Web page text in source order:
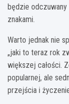
będzie
znakami.
Warto jednak nie
„jaki to teraz rok
większej całości.
popularnej, ale
przejścia i